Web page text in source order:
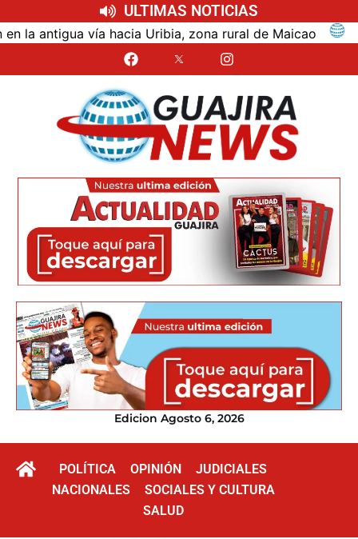
ULTIMAS NOTICIAS
vía hacia Uribia, zona rural de Maicao
Edicion Agosto 6, 2026
POLÍTICA OPINIÓN
JUDICIALES
NACIONALES
SOCIALES Y CULTURA
SALUD